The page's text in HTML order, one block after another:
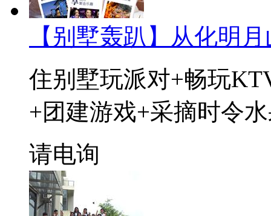
【别墅轰趴】从化明
住别墅玩派对+畅玩
+团建游戏+采摘时令
请电询